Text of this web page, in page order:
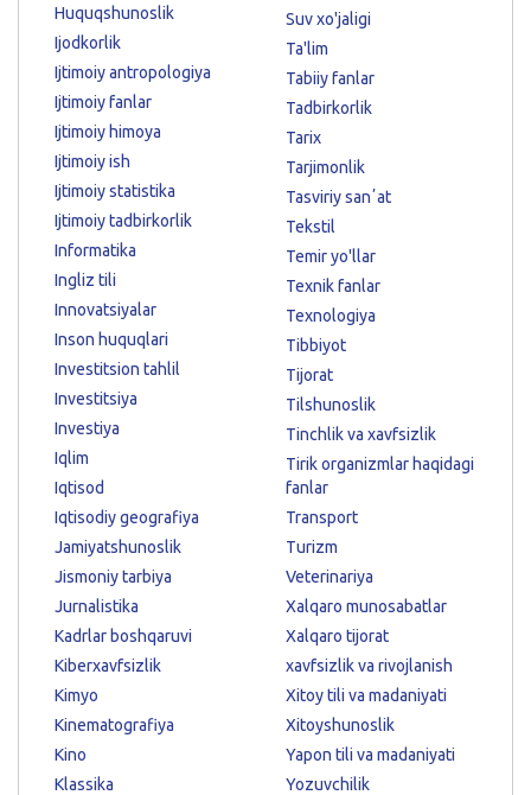
Huquqshunoslik
Ijodkorlik
Ijtimoiy antropologiya
Ijtimoiy fanlar
Ijtimoiy himoya
Ijtimoiy ish
Ijtimoiy statistika
Ijtimoiy tadbirkorlik
Informatika
Ingliz tili
Innovatsiyalar
Inson huquqlari
Investitsion tahlil
Investitsiya
Investiya
Iqlim
Iqtisod
Iqtisodiy geografiya
Jamiyatshunoslik
Jismoniy tarbiya
Jurnalistika
Kadrlar boshqaruvi
Kiberxavfsizlik
Kimyo
Kinematografiya
Kino
Klassika
Suv xo'jaligi
Ta'lim
Tabiiy fanlar
Tadbirkorlik
Tarix
Tarjimonlik
Tasviriy sanʼat
Tekstil
Temir yo'llar
Texnik fanlar
Texnologiya
Tibbiyot
Tijorat
Tilshunoslik
Tinchlik va xavfsizlik
Tirik organizmlar haqidagi
fanlar
Transport
Turizm
Veterinariya
Xalqaro munosabatlar
Xalqaro tijorat
xavfsizlik va rivojlanish
Xitoy tili va madaniyati
Xitoyshunoslik
Yapon tili va madaniyati
Yozuvchilik